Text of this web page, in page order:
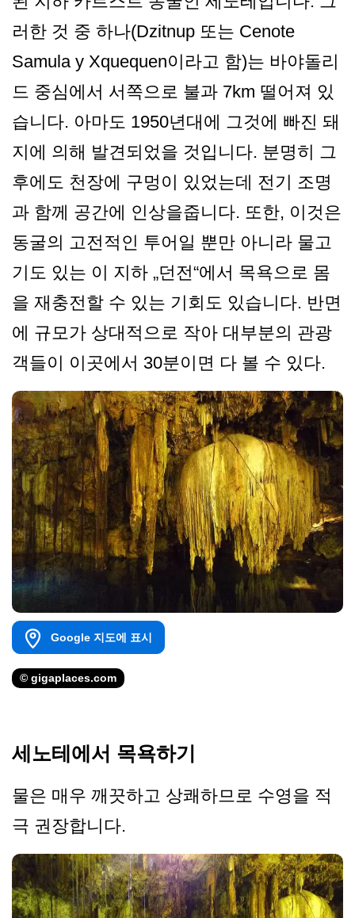
러한 것 중 하나(Dzitnup 또는 Cenote
Samula y Xquequen이라고 함)는 바야돌리
드 중심에서 서쪽으로 불과 7km 떨어져 있
습니다. 아마도 1950년대에 그것에 빠진 돼
지에 의해 발견되었을 것입니다. 분명히 그
후에도 천장에 구멍이 있었는데 전기 조명
과 함께 공간에 인상을줍니다. 또한, 이것은
동굴의 고전적인 투어일 뿐만 아니라 물고
기도 있는 이 지하 „던전“에서 목욕으로 몸
을 재충전할 수 있는 기회도 있습니다. 반면
에 규모가 상대적으로 작아 대부분의 관광
객들이 이곳에서 30분이면 다 볼 수 있다.
Google 지도에 표시
© gigaplaces.com
세노테에서 목욕하기
물은 매우 깨끗하고 상쾌하므로 수영을 적
극 권장합니다.